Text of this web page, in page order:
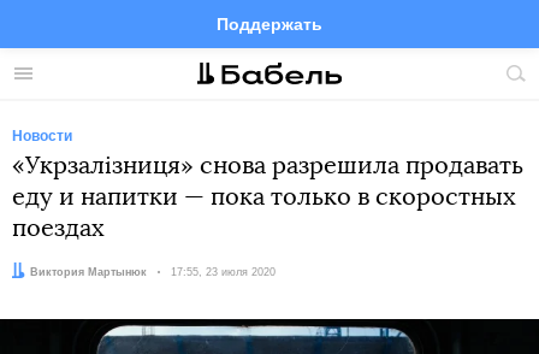
Меню
Поддержать
FacebookTelegramTwitter
Новости
«Укрзалізниця» снова разрешила продавать
еду и напитки — пока только в скоростных
поездах
Автор:Виктория Мартынюк Дата:
17:55, 23 июля 2020